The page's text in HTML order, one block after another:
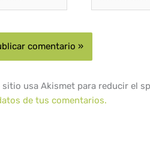
electrónico*
sitio usa Akismet para reducir el
de tus comentarios.